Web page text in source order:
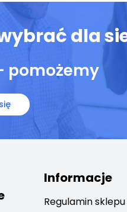
dla
pomożemy
Informacje
Regulamin sklepu